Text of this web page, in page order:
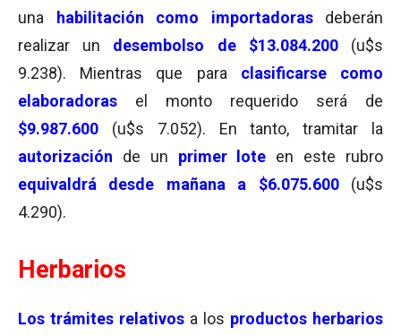
una
habilitación como importadorasdeberán
realizar un desembolso de $13.084.200 (u$s
9.238). Mientras que para clasificarse como
elaboradoras el monto requerido será de
$9.987.600 (u$s 7.052). En tanto, tramitar la
autorización de un primer lote en este rubro
equivaldrá desde mañana a $6.075.600
(u$s
4.290).
Herbarios
Los trámites relativos a los productos herbarios